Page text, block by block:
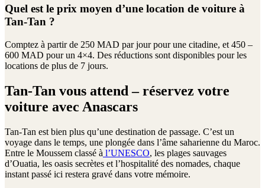
Quel est le prix moyen d’une location de voiture à
Tan-Tan ?
Comptez à partir de 250 MAD par jour pour une citadine, et 450 –
600 MAD pour un 4×4. Des réductions sont disponibles pour les
locations de plus de 7 jours.
Tan-Tan vous attend – réservez votre
voiture avec Anascars
Tan-Tan est bien plus qu’une destination de passage. C’est un
voyage dans le temps, une plongée dans l’âme saharienne du Maroc.
Entre le Moussem classé à l’UNESCO, les plages sauvages
d’Ouatia, les oasis secrètes et l’hospitalité des nomades, chaque
instant passé ici restera gravé dans votre mémoire.